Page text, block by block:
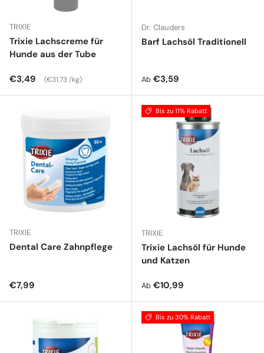
TRIXIE
Trixie Lachscreme für
Hunde aus der Tube
Normaler Preis
€3,49 Grundpreis
€31,73 /kg
Dr. Clauders
Barf Lachsöl Traditionell
Normaler Preis
Ab €3,59
TRIXIE
Dental Care Zahnpflege
Normaler Preis
€7,99
Bis zu 11% Rabatt
TRIXIE
Trixie Lachsöl für Hunde
und Katzen
Normaler Preis
Ab €10,99
Bis zu 30% Rabatt